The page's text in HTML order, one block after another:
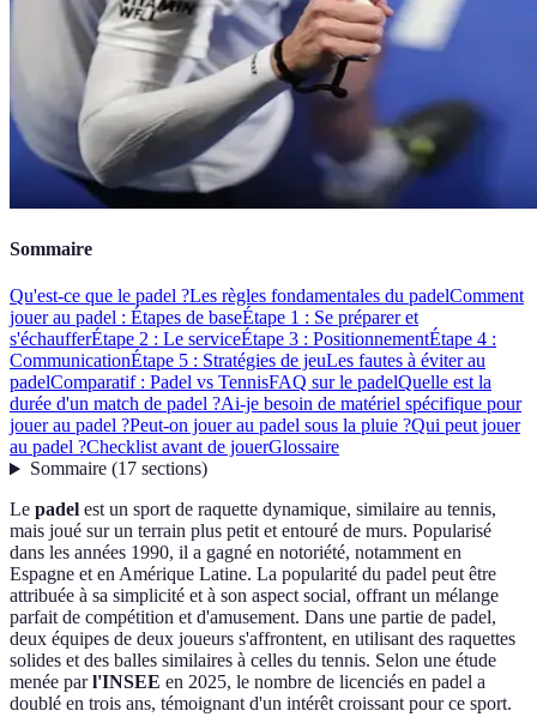
Sommaire
Qu'est-ce que le padel ?Les règles fondamentales du padelComment
jouer au padel : Étapes de baseÉtape 1 : Se préparer et
s'échaufferÉtape 2 : Le serviceÉtape 3 : PositionnementÉtape 4 :
CommunicationÉtape 5 : Stratégies de jeuLes fautes à éviter au
padelComparatif : Padel vs TennisFAQ sur le padelQuelle est la
durée d'un match de padel ?Ai-je besoin de matériel spécifique pour
jouer au padel ?Peut-on jouer au padel sous la pluie ?Qui peut jouer
au padel ?Checklist avant de jouerGlossaire
Sommaire(17 sections)
Le padel est un sport de raquette dynamique, similaire au tennis,
mais joué sur un terrain plus petit et entouré de murs. Popularisé
dans les années 1990, il a gagné en notoriété, notamment en
Espagne et en Amérique Latine. La popularité du padel peut être
attribuée à sa simplicité et à son aspect social, offrant un mélange
parfait de compétition et d'amusement. Dans une partie de padel,
deux équipes de deux joueurs s'affrontent, en utilisant des raquettes
solides et des balles similaires à celles du tennis. Selon une étude
menée parl'INSEE en 2025, le nombre de licenciés en padel a
doublé en trois ans, témoignant d'un intérêt croissant pour ce sport.